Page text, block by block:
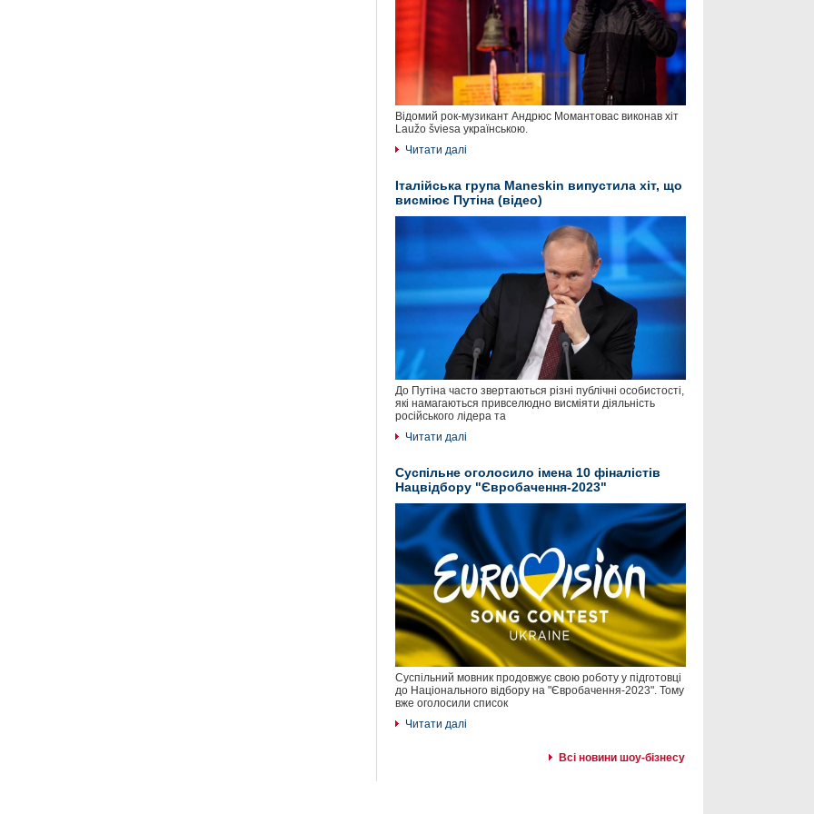
Відомий рок-музикант Андрюс Момантовас виконав хіт
Laužo šviesa українською.
Читати далі
Італійська група Maneskin випустила хіт, що
висміює Путіна (відео)
До Путіна часто звертаються різні публічні особистості,
які намагаються привселюдно висміяти діяльність
російського лідера та
Читати далі
Суспільне оголосило імена 10 фіналістів
Нацвідбору "Євробачення-2023"
Суспільний мовник продовжує свою роботу у підготовці
до Національного відбору на "Євробачення-2023". Тому
вже оголосили список
Читати далі
Всі новини шоу-бізнесу